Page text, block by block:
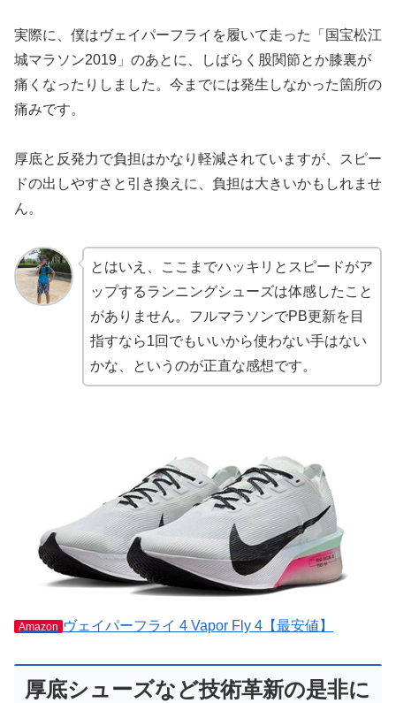
実際に、僕はヴェイパーフライを履いて走った「国宝松江
城マラソン2019」のあとに、しばらく股関節とか膝裏が
痛くなったりしました。今までには発生しなかった箇所の
痛みです。
厚底と反発力で負担はかなり軽減されていますが、スピー
ドの出しやすさと引き換えに、負担は大きいかもしれませ
ん。
とはいえ、ここまでハッキリとスピードがア
ップするランニングシューズは体感したこと
がありません。フルマラソンでPB更新を目
指すなら1回でもいいから使わない手はない
かな、というのが正直な感想です。
Amazon ヴェイパーフライ 4 Vapor Fly 4【最安値】
厚底シューズなど技術革新の是非に